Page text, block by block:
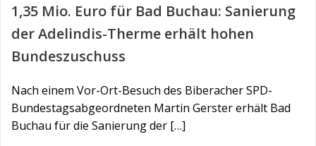
1,35 Mio. Euro für Bad Buchau: Sanierung
der Adelindis-Therme erhält hohen
Bundeszuschuss
Nach einem Vor-Ort-Besuch des Biberacher SPD-
Bundestagsabgeordneten Martin Gerster erhält Bad
Buchau für die Sanierung der […]